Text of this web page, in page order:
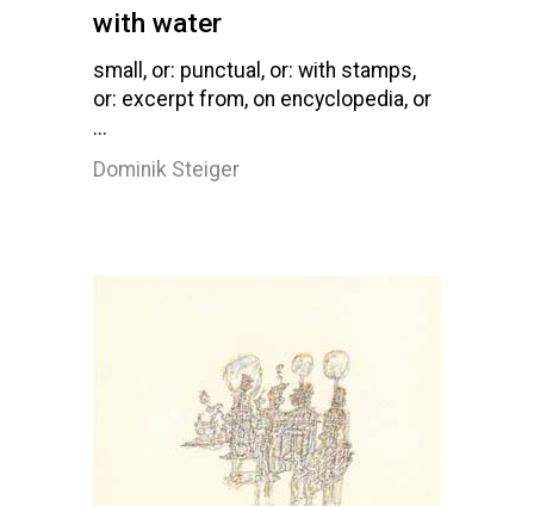
with water
small, or: punctual, or: with stamps,
or: excerpt from, on encyclopedia, or
...
Dominik Steiger